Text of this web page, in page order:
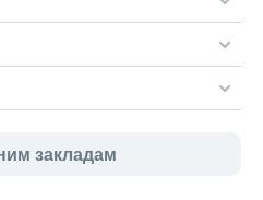
закладам